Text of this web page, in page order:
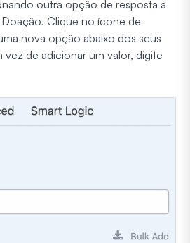
outra opção de resposta à
Doação. Clique no ícone de
nova opção abaixo dos seus
de adicionar um valor, digite